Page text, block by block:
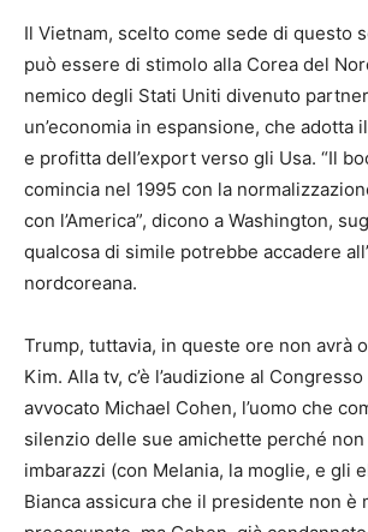
Il Vietnam, scelto come sede di questo
può essere di stimolo alla Corea del
nemico degli Stati Uniti divenuto
un’economia in espansione, che adotta
e profitta dell’export verso gli Usa. “Il
comincia nel 1995 con la
con l’America”, dicono a Washington,
qualcosa di simile potrebbe accadere
nordcoreana.
Trump, tuttavia, in queste ore non avrà
Kim. Alla tv, c’è l’audizione al
avvocato Michael Cohen, l’uomo che
silenzio delle sue amichette perché
imbarazzi (con Melania, la moglie, e gli
Bianca assicura che il presidente non è